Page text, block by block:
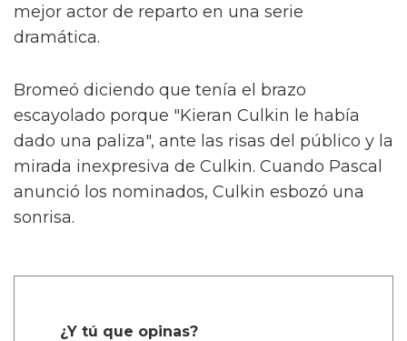
mejor actor de reparto en una serie
dramática.
Bromeó diciendo que tenía el brazo
escayolado porque "Kieran Culkin le había
dado una paliza", ante las risas del público y la
mirada inexpresiva de Culkin. Cuando Pascal
anunció los nominados, Culkin esbozó una
sonrisa.
¿Y tú que opinas?